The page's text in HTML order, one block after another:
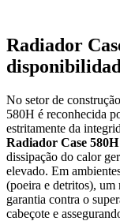
Radiador
No setor de
580H é reconhecida
estritamente da
Radiador Case 580H
dissipação do calor
elevado. Em
(poeira e detritos), um
garantia contra o
cabeçote e